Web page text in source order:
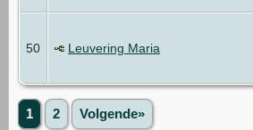
50 Leuvering Maria
1 2 Volgende»